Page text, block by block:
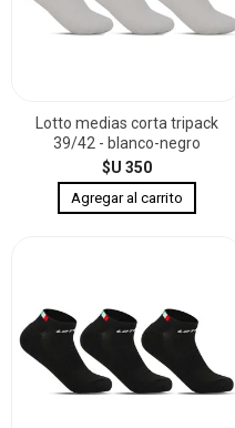
Lotto medias corta tripack
39/42 - blanco-negro
$U 350